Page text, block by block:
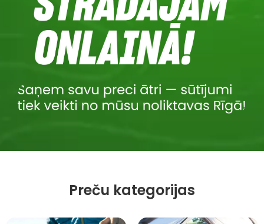
Preču kategorijas